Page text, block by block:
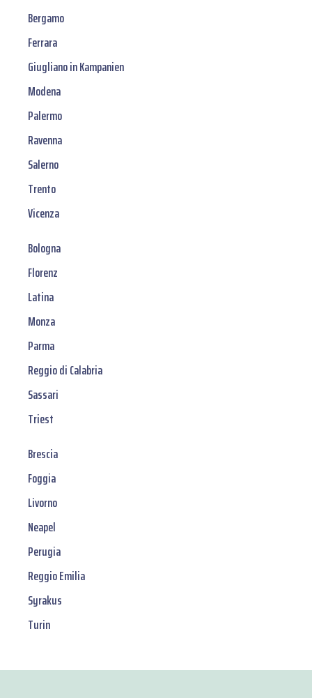
Bergamo
Ferrara
Giugliano in Kampanien
Modena
Palermo
Ravenna
Salerno
Trento
Vicenza
Bologna
Florenz
Latina
Monza
Parma
Reggio di Calabria
Sassari
Triest
Brescia
Foggia
Livorno
Neapel
Perugia
Reggio Emilia
Syrakus
Turin